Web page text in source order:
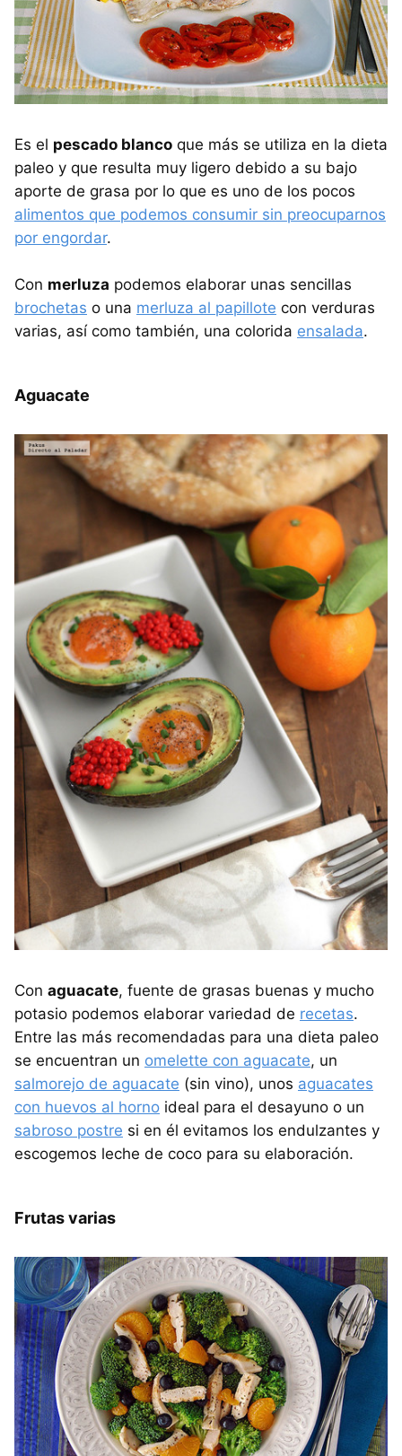
Es el pescado blanco que más se utiliza en la dieta
paleo y que resulta muy ligero debido a su bajo
aporte de grasa por lo que es uno de los pocos
alimentos que podemos consumir sin preocuparnos
por engordar.
Con merluza podemos elaborar unas sencillas
brochetas o una merluza al papillote con verduras
varias, así como también, una colorida ensalada.
Aguacate
Con aguacate, fuente de grasas buenas y mucho
potasio podemos elaborar variedad de recetas.
Entre las más recomendadas para una dieta paleo
se encuentran un omelette con aguacate, un
salmorejo de aguacate (sin vino), unos aguacates
con huevos al horno ideal para el desayuno o un
sabroso postre si en él evitamos los endulzantes y
escogemos leche de coco para su elaboración.
Frutas varias